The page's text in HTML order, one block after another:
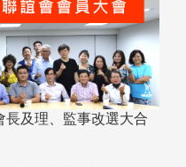
及理、監事改選大合